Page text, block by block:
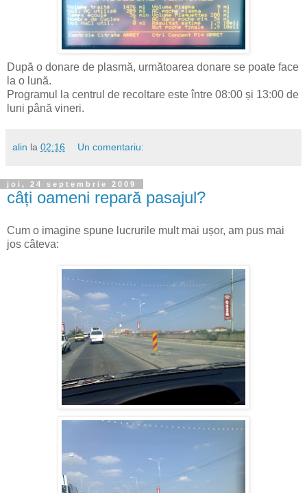
După o donare de plasmă, următoarea donare se poate face
la o lună.
Programul la centrul de recoltare este între 08:00 și 13:00 de
luni până vineri.
alin la 02:16 Un comentariu:
joi, 24 septembrie 2009
câți oameni repară pasajul?
Cum o imagine spune lucrurile mult mai ușor, am pus mai
jos câteva: